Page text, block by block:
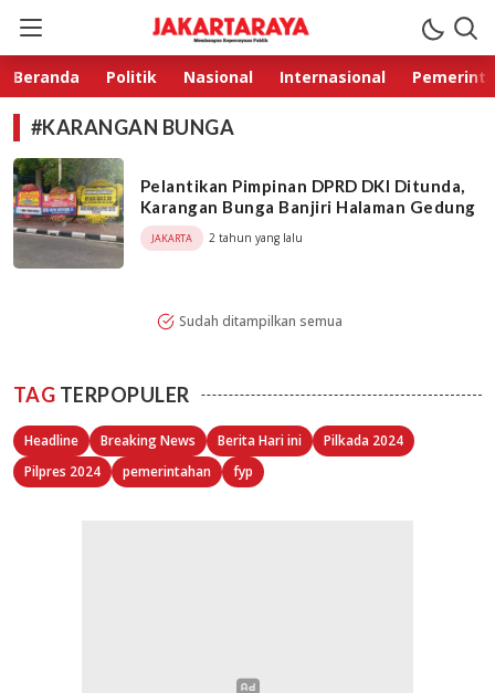
Jakarta Raya
Membangun Kepercayaan Publik
Beranda Politik Nasional Internasional
#KARANGAN BUNGA
Pelantikan Pimpinan DPRD DKI Ditunda,
Karangan Bunga Banjiri Halaman Gedung
JAKARTA 2 tahun yang lalu
Sudah ditampilkan semua
TAG TERPOPULER
Headline Breaking News Berita Hari ini
Pilkada 2024
Pilpres 2024
pemerintahan fyp